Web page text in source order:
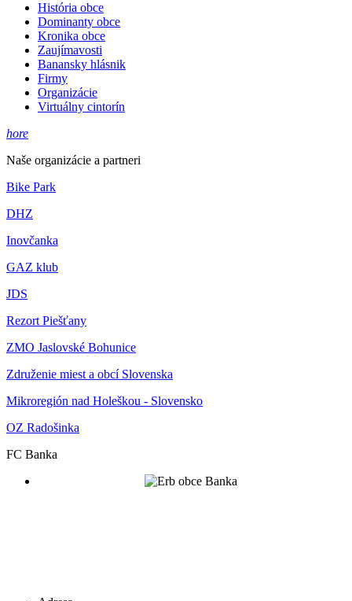
História obce
Dominanty obce
Kronika obce
Zaujímavosti
Banansky hlásnik
Firmy
Organizácie
Virtuálny cintorín
hore
Naše organizácie a partneri
Bike Park
DHZ
Inovčanka
GAZ klub
JDS
Rezort Piešťany
ZMO Jaslovské Bohunice
Združenie miest a obcí Slovenska
Mikroregión nad Holeškou - Slovensko
OZ Radošinka
FC Banka